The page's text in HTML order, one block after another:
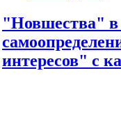
"Новшества" в
интересов" с